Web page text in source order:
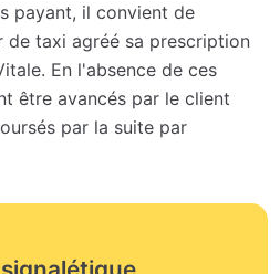
payant, il convient de
de taxi agréé sa prescription
En l'absence de ces
être avancés par le client
par la suite par